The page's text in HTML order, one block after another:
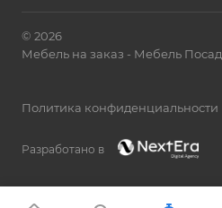
© 2026
Мебель на заказ - Мебель Посад
Политика конфиденциальности
Разработано в